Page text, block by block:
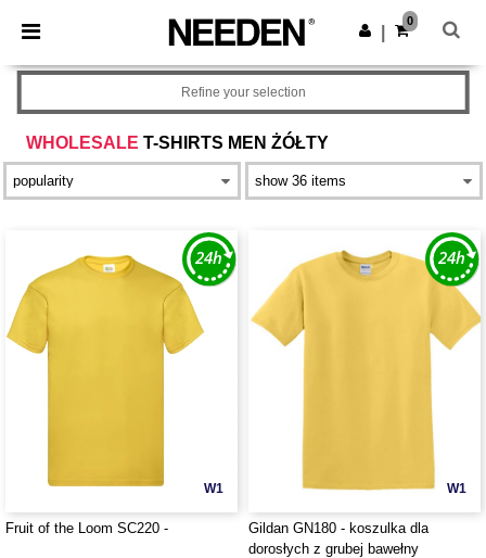
× Aplikacja Needen
Lepsze ceny w aplikacji!
Pobierz app
0
WHOLESALE T-SHIRTS MEN ŻÓŁTY
Refine your selection
W1
Fruit of the Loom SC220 -
W1
Gildan GN180 - koszulka dla
dorosłych z grubej bawełny